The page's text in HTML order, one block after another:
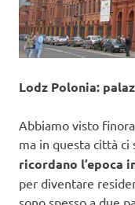
Lodz Polonia:
Abbiamo visto
ma in questa città ci
ricordano l’epoca
per diventare
sono spesso a due